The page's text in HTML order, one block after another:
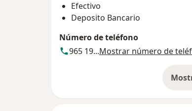
Efectivo
Deposito Bancario
Número de teléfono
965 19...Mostrar número de